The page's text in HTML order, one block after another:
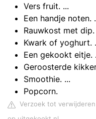
Vers fruit. ...
Een handje noten.
Rauwkost met dip.
Kwark of yoghurt.
Een gekookt eitje.
Geroosterde
Smoothie. ...
Popcorn.
Verzoek tot